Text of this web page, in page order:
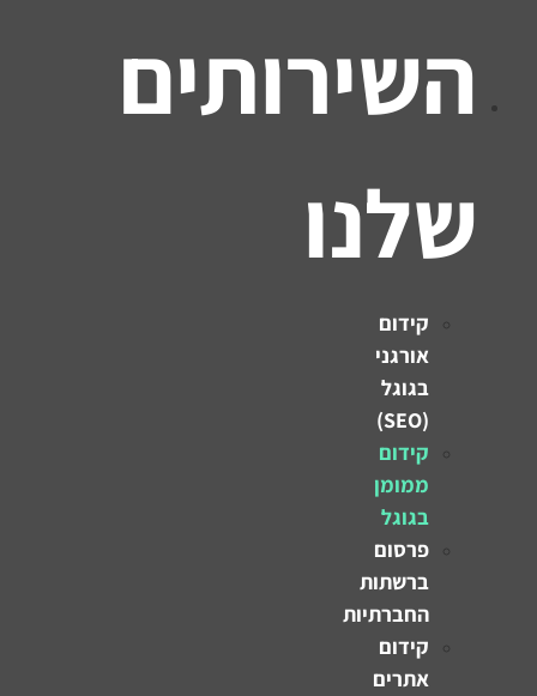
השירותים
שלנו
קידום
אורגני
בגוגל
(SEO)
קידום
ממומן
בגוגל
פרסום
ברשתות
החברתיות
קידום
אתרים